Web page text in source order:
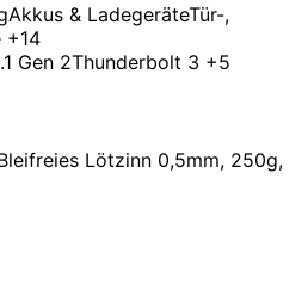
Akkus & LadegeräteTür-,
+14
Gen 2Thunderbolt 3 +5
Lötzinn 0,5mm, 250g,